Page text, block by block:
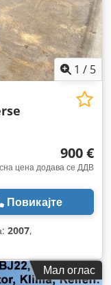
1 / 5
900 €
цена додава се ДДВ
Повикајте
2007,
Мал оглас